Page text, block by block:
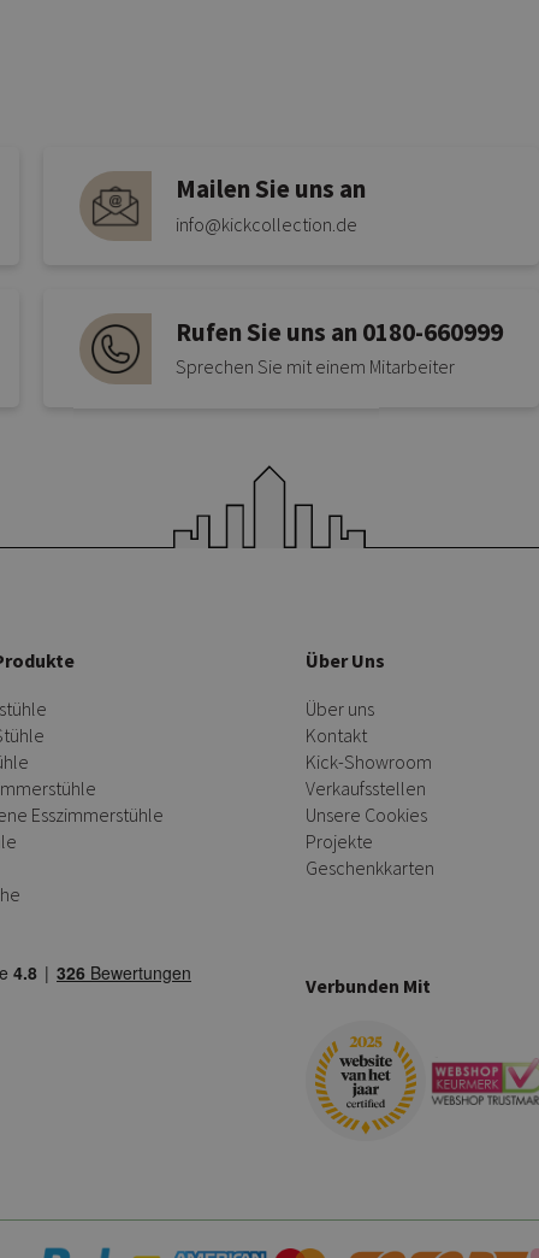
Mailen Sie uns an
info@kickcollection.de
Rufen Sie uns an 0180-660999
Sprechen Sie mit einem Mitarbeiter
Esszimmerstühle
Über Uns
Über uns
Kontakt
Kick-Showroom
Verkaufsstellen
Unsere Cookies
Projekte
Geschenkkarten
Verbunden Mit